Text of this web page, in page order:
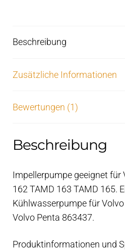
Beschreibung
Zusätzliche Informationen
Bewertungen (1)
Beschreibung
Impellerpumpe geeignet für
162 TAMD 163 TAMD 165.
Kühlwasserpumpe für
Volvo Penta 863437.
Produktinformationen und